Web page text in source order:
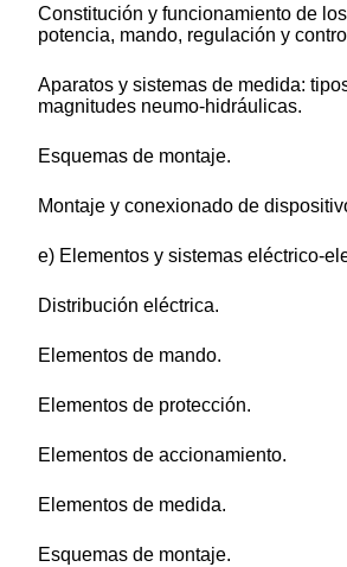
Constitución y funcionamiento de
potencia, mando, regulación y
Aparatos y sistemas de medida:
magnitudes neumo-hidráulicas.
Esquemas de montaje.
Montaje y conexionado de
e) Elementos y sistemas eléctrico-
Distribución eléctrica.
Elementos de mando.
Elementos de protección.
Elementos de accionamiento.
Elementos de medida.
Esquemas de montaje.